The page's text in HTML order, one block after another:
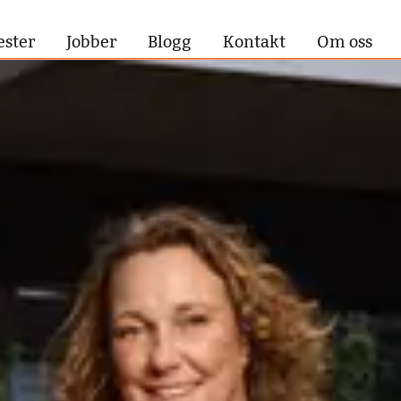
Jobber Blogg Kontakt Om oss